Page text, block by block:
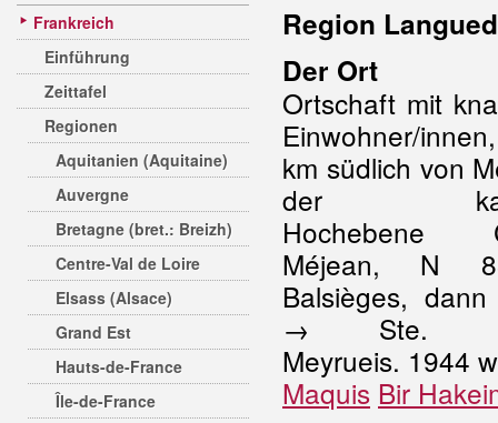
Frankreich
Einführung
Zeittafel
Regionen
Aquitanien (Aquitaine)
Auvergne
Bretagne (bret.: Breizh)
Centre-Val de Loire
Elsass (Alsace)
Grand Est
Hauts-de-France
Île-de-France
Region
Der Ort
Ortschaft mit
Einwohner/
km südlich von
der
Hochebene
Méjean, N
Balsièges,
→ Ste.
Meyrueis. 1944
Maquis Bir